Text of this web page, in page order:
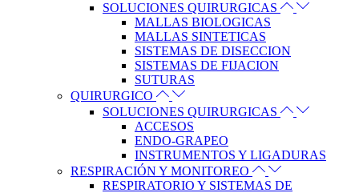
SOLUCIONES QUIRURGICAS
MALLAS BIOLOGICAS
MALLAS SINTETICAS
SISTEMAS DE DISECCION
SISTEMAS DE FIJACION
SUTURAS
QUIRURGICO
SOLUCIONES QUIRURGICAS
ACCESOS
ENDO-GRAPEO
INSTRUMENTOS Y LIGADURAS
RESPIRACIÓN Y MONITOREO
RESPIRATORIO Y SISTEMAS DE